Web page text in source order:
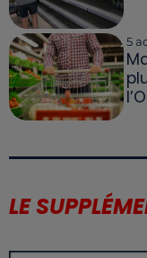
5
LE